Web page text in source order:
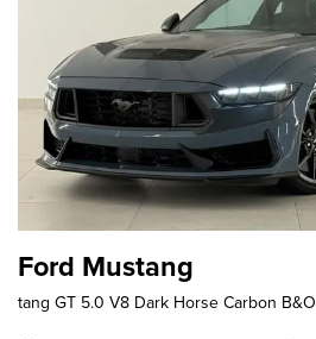
Ford Mustang
tang GT 5.0 V8 Dark Horse Carbon B&O